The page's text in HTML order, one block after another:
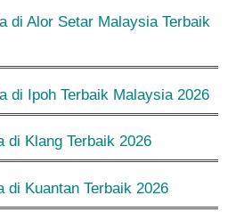
di Alor Setar Malaysia Terbaik
di Ipoh Terbaik Malaysia 2026
di Klang Terbaik 2026
di Kuantan Terbaik 2026